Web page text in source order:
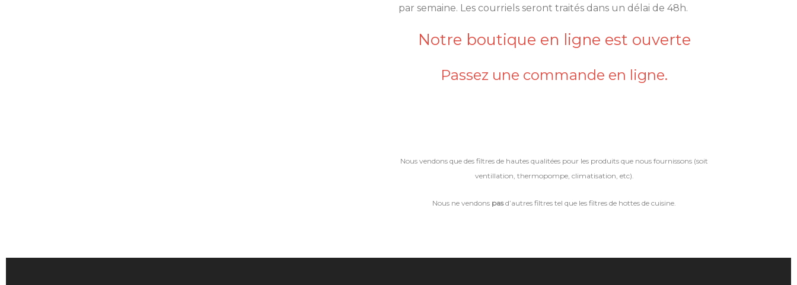
par semaine. Les courriels seront traités dans un délai de 48h.
Notre boutique en ligne est ouverte
Passez une commande en ligne.
Nous vendons que des filtres de hautes qualitées pour les produits que nous fournissons (soit
ventillation, thermopompe, climatisation, etc).
Nous ne vendons pasd’autres filtres tel que les filtres de hottes de cuisine.